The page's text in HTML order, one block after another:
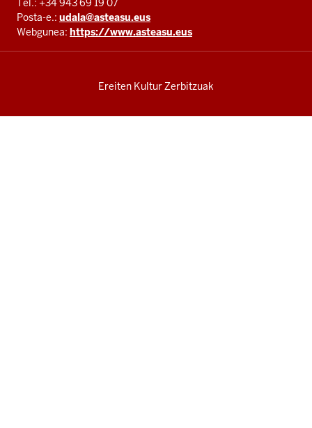
Tel.: +34 943 69 19 07
Posta-e.: udala@asteasu.eus
Webgunea: https://www.asteasu.eus
Ereiten Kultur Zerbitzuak